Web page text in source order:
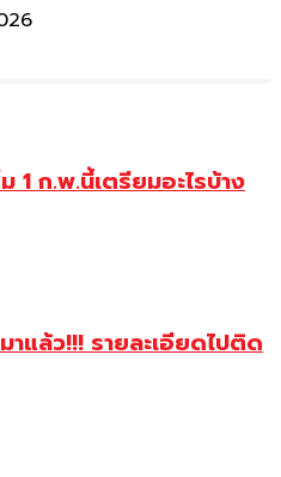
1 ก.พ.นี้เตรียมอะไรบ้าง
าแล้ว!!! รายละเอียดไปติด